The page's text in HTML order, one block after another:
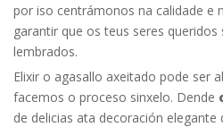
por iso centrámonos na calidade e
garantir que os teus seres queridos
lembrados.
Elixir o agasallo axeitado pode ser
facemos o proceso sinxelo. Dende
de delicias ata decoración